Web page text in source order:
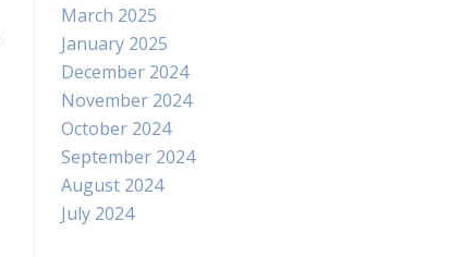
March 2025
January 2025
December 2024
November 2024
October 2024
September 2024
August 2024
July 2024